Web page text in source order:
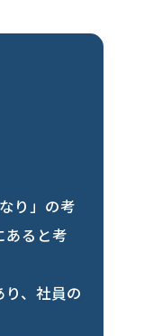
り」の考
あると考
、社員の